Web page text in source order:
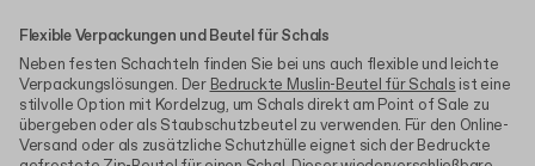
Flexible Verpackungen und Beutel für Schals
Neben festen Schachteln finden Sie bei uns auch flexible und leichte
Verpackungslösungen. Der Bedruckte Muslin-Beutel für Schals ist eine
stilvolle Option mit Kordelzug, um Schals direkt am Point of Sale zu
übergeben oder als Staubschutzbeutel zu verwenden. Für den Online-
Versand oder als zusätzliche Schutzhülle eignet sich der Bedruckte